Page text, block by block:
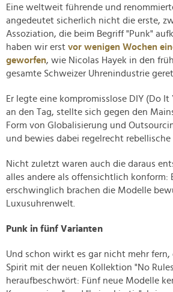
Eine weltweit führende und
angedeutet sicherlich nicht die erste,
Assoziation, die beim Begriff "Punk"
haben wir erst vor wenigen Wochen
geworfen, wie Nicolas Hayek in den
gesamte Schweizer Uhrenindustrie
Er legte eine kompromisslose DIY (Do
an den Tag, stellte sich gegen den
Form von Globalisierung und
und bewies dabei regelrecht rebellische
Nicht zuletzt waren auch die daraus
alles andere als offensichtlich konform:
erschwinglich brachen die Modelle
Luxusuhrenwelt.
Punk in fünf Varianten
Und schon wirkt es gar nicht mehr fern,
Spirit mit der neuen Kollektion "No
heraufbeschwört: Fünf neue Modelle